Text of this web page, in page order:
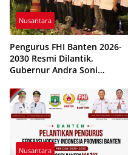
Nusantara
Pengurus FHI Banten 2026-
2030 Resmi Dilantik,
Gubernur Andra Soni
Nusantara